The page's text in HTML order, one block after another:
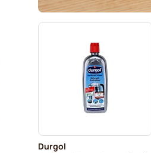
Durgol